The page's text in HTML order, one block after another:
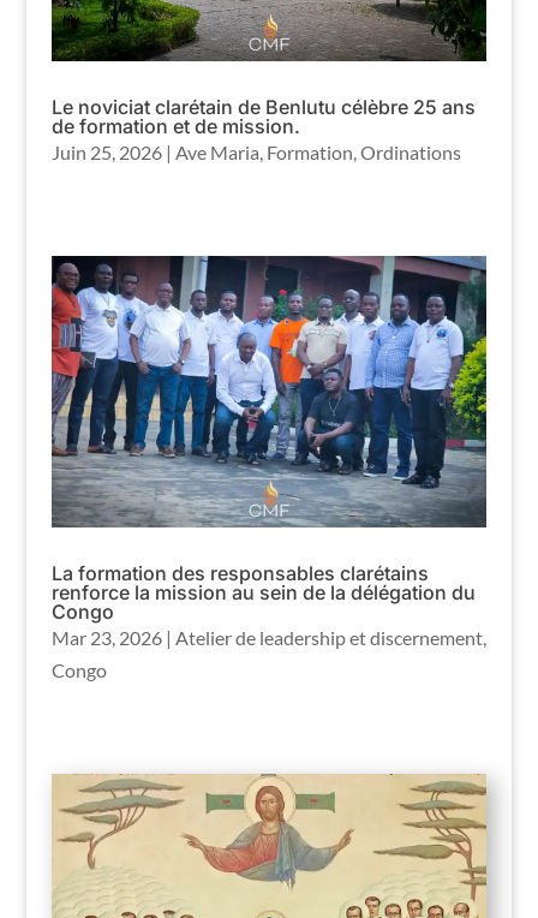
Le noviciat clarétain de Benlutu célèbre 25 ans
de formation et de mission.
Juin 25, 2026| Ave Maria Formation Ordinations
La formation des responsables clarétains
renforce la mission au sein de la délégation du
Congo
Mar 23, 2026| Atelier de leadership et discernement,
Congo